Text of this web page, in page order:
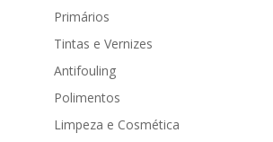
Primários
Tintas e Vernizes
Antifouling
Polimentos
Limpeza e Cosmética